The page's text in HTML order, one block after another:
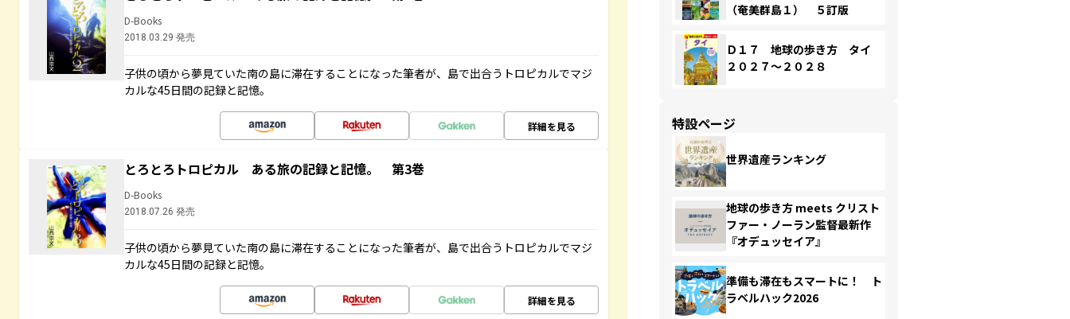
D-Books
2018.03.29 発売
子供の頃から夢見ていた南の島に滞在することになった筆者が、島で出合うトロピカルでマジ
カルな45日間の記録と記憶。
詳細を見る
とろとろトロピカル ある旅の記録と記憶。 第3巻
D-Books
2018.07.26 発売
子供の頃から夢見ていた南の島に滞在することになった筆者が、島で出合うトロピカルでマジ
カルな45日間の記録と記憶。
詳細を見る
（奄美群島１） ５訂版
Ｄ１７ 地球の歩き方 タイ
２０２７～２０２８
特設ページ
世界遺産ランキング
地球の歩き方 meets クリスト
ファー・ノーラン監督最新作
『オデュッセイア』
準備も滞在もスマートに！ ト
ラベルハック2026